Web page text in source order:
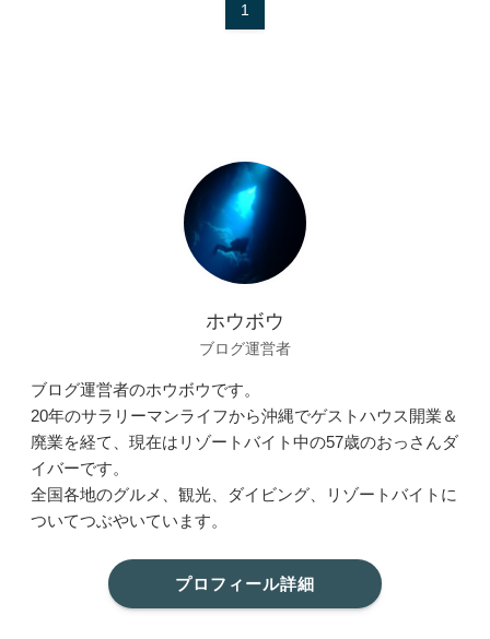
1
ホウボウ
ブログ運営者
ブログ運営者のホウボウです。
20年のサラリーマンライフから沖縄でゲストハウス開業＆
廃業を経て、現在はリゾートバイト中の57歳のおっさんダ
イバーです。
全国各地のグルメ、観光、ダイビング、リゾートバイトに
ついてつぶやいています。
プロフィール詳細